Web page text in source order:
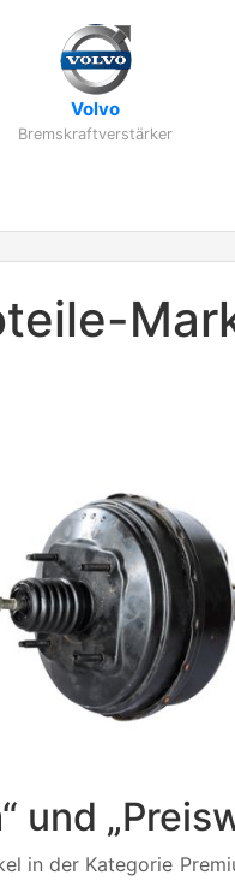
Volvo
Bremskraftverstärker
und
in der Kategorie